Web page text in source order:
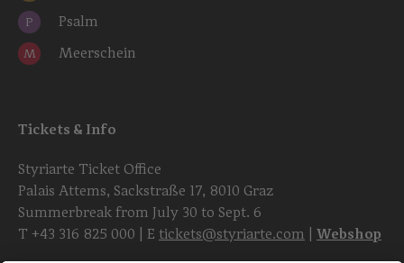
P Psalm
M Meerschein
Tickets & Info
Styriarte Ticket Office
Palais Attems, Sackstraße 17, 8010 Graz
Summerbreak from July 30 to Sept. 6
T +43 316 825 000 | E tickets@styriarte.com Webshop